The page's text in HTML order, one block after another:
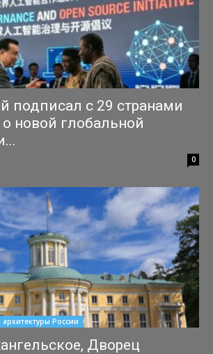
подписал с 29 странами
новой глобальной
0
России
Дворец